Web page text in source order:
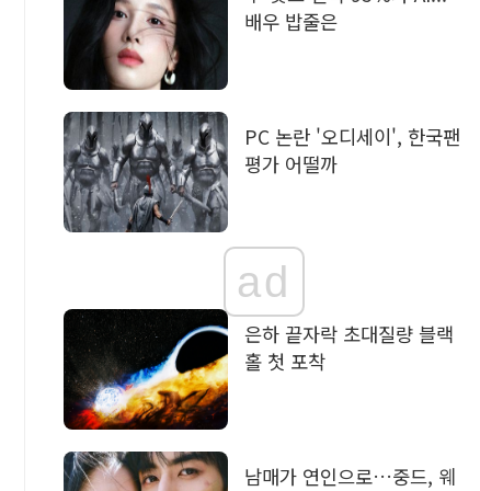
배우 밥줄은
PC 논란 '오디세이', 한국팬
평가 어떨까
ad
은하 끝자락 초대질량 블랙
홀 첫 포착
남매가 연인으로…중드, 웨